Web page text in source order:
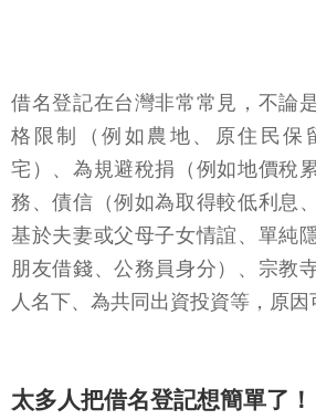
借名登記在台灣非常常見，不論
格限制（例如農地、原住民保
宅）、為規避稅捐（例如地價稅
務、債信（例如為取得較低利息
基於夫妻或父母子女情誼、單純
朋友借錢、公務員身分）、宗教
人名下、為共同出資投資等，原因
太多人把借名登記想簡單了！